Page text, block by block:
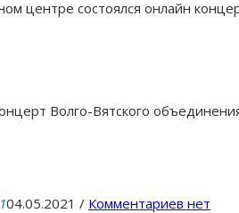
центре состоялся онлайн
Волго-Вятского
104.05.2021 / Комментариев нет